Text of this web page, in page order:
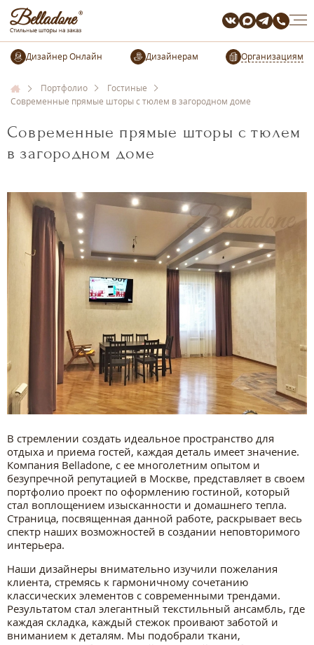
Организациям
Портфолио
Гостиные
Современные прямые шторы с тюлем в загородном доме
Современные прямые шторы с тюлем
в загородном доме
В стремлении создать идеальное пространство для
отдыха и приема гостей, каждая деталь имеет значение.
Компания Belladone, с ее многолетним опытом и
безупречной репутацией в Москве, представляет в своем
портфолио проект по оформлению гостиной, который
стал воплощением изысканности и домашнего тепла.
Страница, посвященная данной работе, раскрывает весь
спектр наших возможностей в создании неповторимого
интерьера.
Наши дизайнеры внимательно изучили пожелания
клиента, стремясь к гармоничному сочетанию
классических элементов с современными трендами.
Результатом стал элегантный текстильный ансамбль, где
каждая складка, каждый стежок проивают заботой и
вниманием к деталям. Мы подобрали ткани,